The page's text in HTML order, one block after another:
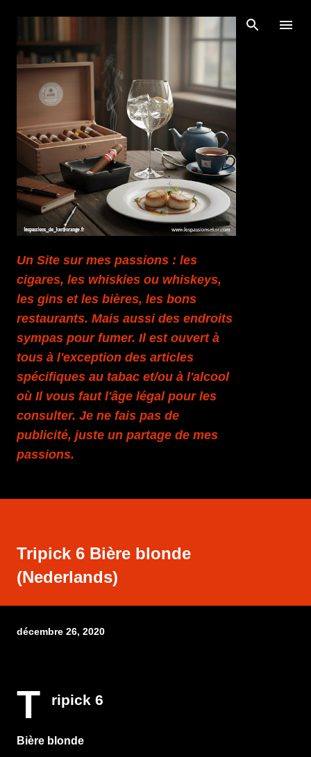
Accéder au contenu principal
Un Site sur mes passions : les
cigares, les whiskies ou whiskeys,
les gins et les bières, les bons
restaurants. Mais aussi des endroits
sympas pour fumer. Il est ouvert à
tous à l'exception des articles
spécifiques au tabac et/ou à l'alcool
où Il vous faut l'âge légal pour les
consulter. Je ne fais pas de
publicité, juste un partage de mes
passions.
Tripick 6 Bière blonde
(Nederlands)
décembre 26, 2020
T ripick 6
Bière blonde